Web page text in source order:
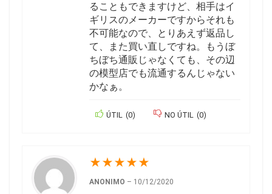
ることもできますけど、相手はイ
ギリスのメーカーですからそれも
不可能なので、とりあえず返品し
て、また買い直しですね。もうぼ
ちぼち通販じゃなくても、その辺
の模型店でも流通するんじゃない
かなぁ。
ÚTIL (0) NO ÚTIL (0)
★★★★★
ANONIMO – 10/12/2020